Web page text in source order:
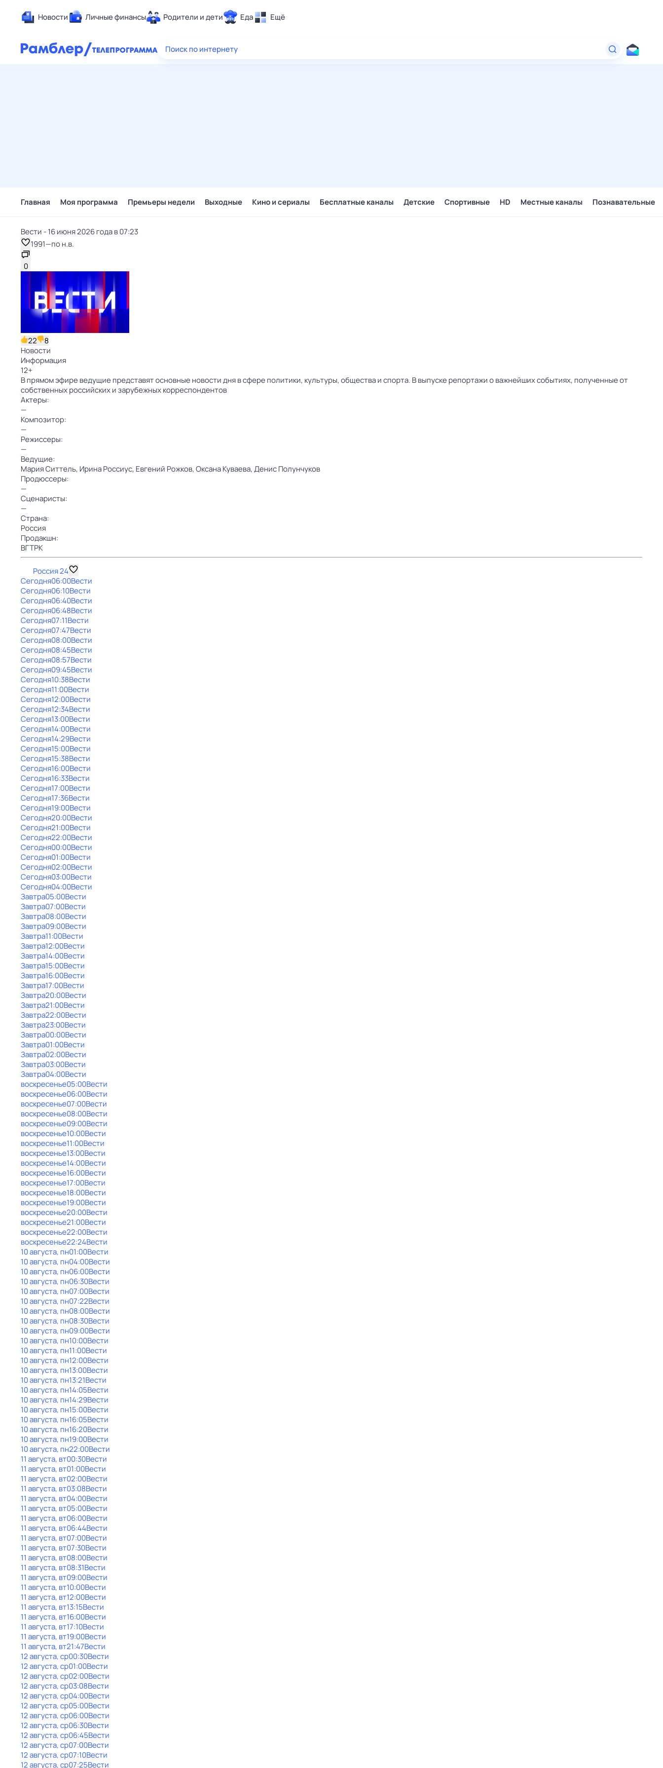
Новости Личные финансы Родители и дети Еда Ещё
Здоровье
Поиск по интернету
Главная Моя программа Премьеры недели Выходные Кино и сериалы Бесплатные каналы Детские Спортивные HD Местные каналы Познавательные
Вести - 16 июня 2026 года в 07:23
1991—по н.в.
0
22
8
Новости
Информация
12+
В прямом эфире ведущие представят основные новости дня в сфере политики, культуры, общества и спорта. В выпуске репортажи о важнейших событиях, полученные от
собственных российских и зарубежных корреспондентов
Актеры:
—
Композитор:
—
Режиссеры:
—
Ведущие:
Мария Ситтель, Ирина Россиус, Евгений Рожков,Оксана Куваева,Денис Полунчуков
Продюссеры:
—
Сценаристы:
—
Страна:
Россия
Продакшн:
ВГТРК
Россия 24
Сегодня06:00Вести
Сегодня06:10Вести
Сегодня06:40Вести
Сегодня06:48Вести
Сегодня07:11Вести
Сегодня07:47Вести
Сегодня08:00Вести
Сегодня08:45Вести
Сегодня08:57Вести
Сегодня09:45Вести
Сегодня10:38Вести
Сегодня11:00Вести
Сегодня12:00Вести
Сегодня12:34Вести
Сегодня13:00Вести
Сегодня14:00Вести
Сегодня14:29Вести
Сегодня15:00Вести
Сегодня15:38Вести
Сегодня16:00Вести
Сегодня16:33Вести
Сегодня17:00Вести
Сегодня17:36Вести
Сегодня19:00Вести
Сегодня20:00Вести
Сегодня21:00Вести
Сегодня22:00Вести
Сегодня00:00Вести
Сегодня01:00Вести
Сегодня02:00Вести
Сегодня03:00Вести
Сегодня04:00Вести
Завтра05:00Вести
Завтра07:00Вести
Завтра08:00Вести
Завтра09:00Вести
Завтра11:00Вести
Завтра12:00Вести
Завтра14:00Вести
Завтра15:00Вести
Завтра16:00Вести
Завтра17:00Вести
Завтра20:00Вести
Завтра21:00Вести
Завтра22:00Вести
Завтра23:00Вести
Завтра00:00Вести
Завтра01:00Вести
Завтра02:00Вести
Завтра03:00Вести
Завтра04:00Вести
воскресенье05:00Вести
воскресенье06:00Вести
воскресенье07:00Вести
воскресенье08:00Вести
воскресенье09:00Вести
воскресенье10:00Вести
воскресенье11:00Вести
воскресенье13:00Вести
воскресенье14:00Вести
воскресенье16:00Вести
воскресенье17:00Вести
воскресенье18:00Вести
воскресенье19:00Вести
воскресенье20:00Вести
воскресенье21:00Вести
воскресенье22:00Вести
воскресенье22:24Вести
10 августа, пн01:00Вести
10 августа, пн04:00Вести
10 августа, пн06:00Вести
10 августа, пн06:30Вести
10 августа, пн07:00Вести
10 августа, пн07:22Вести
10 августа, пн08:00Вести
10 августа, пн08:30Вести
10 августа, пн09:00Вести
10 августа, пн10:00Вести
10 августа, пн11:00Вести
10 августа, пн12:00Вести
10 августа, пн13:00Вести
10 августа, пн13:21Вести
10 августа, пн14:05Вести
10 августа, пн14:29Вести
10 августа, пн15:00Вести
10 августа, пн16:05Вести
10 августа, пн16:20Вести
10 августа, пн19:00Вести
10 августа, пн22:00Вести
11 августа, вт00:30Вести
11 августа, вт01:00Вести
11 августа, вт02:00Вести
11 августа, вт03:08Вести
11 августа, вт04:00Вести
11 августа, вт05:00Вести
11 августа, вт06:00Вести
11 августа, вт06:44Вести
11 августа, вт07:00Вести
11 августа, вт07:30Вести
11 августа, вт08:00Вести
11 августа, вт08:31Вести
11 августа, вт09:00Вести
11 августа, вт10:00Вести
11 августа, вт12:00Вести
11 августа, вт13:15Вести
11 августа, вт16:00Вести
11 августа, вт17:10Вести
11 августа, вт19:00Вести
11 августа, вт21:47Вести
12 августа, ср00:30Вести
12 августа, ср01:00Вести
12 августа, ср02:00Вести
12 августа, ср03:08Вести
12 августа, ср04:00Вести
12 августа, ср05:00Вести
12 августа, ср06:00Вести
12 августа, ср06:30Вести
12 августа, ср06:45Вести
12 августа, ср07:00Вести
12 августа, ср07:10Вести
12 августа, ср07:25Вести